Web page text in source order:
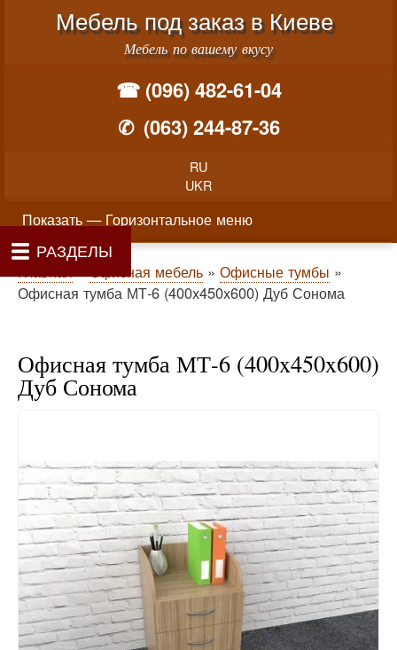
Перейти к основному
Меню учётной записи пользователя
Мебель под заказ в Киеве
Мебель по вашему вкусу
☎ (096) 482-61-04
✆ (063) 244-87-36
RU
UKR
Горизонтальное меню
Показать — Горизонтальное меню
Главная
Как производится заказ мебели
О нас
Материалы и фурнитура
Цены
Контакты
Фотогалерея
Строка навигации
Главная Офисная мебель
Офисные тумбы
Офисная тумба МТ-6 (400x450x600) Дуб Сонома
Офисная тумба МТ-6 (400x450x600)
Дуб Сонома
РАЗДЕЛЫ